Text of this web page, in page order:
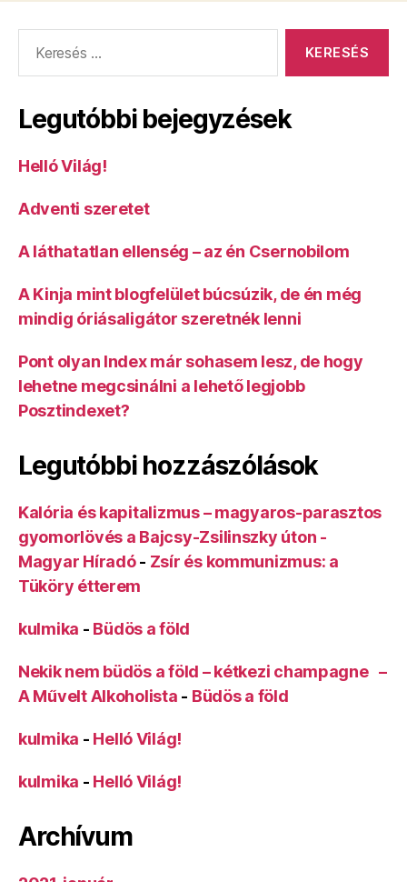
Legutóbbi bejegyzések
Helló Világ!
Adventi szeretet
A láthatatlan ellenség – az én Csernobilom
A Kinja mint blogfelület búcsúzik, de én még
mindig óriásaligátor szeretnék lenni
Pont olyan Index már sohasem lesz, de hogy
lehetne megcsinálni a lehető legjobb
Posztindexet?
Legutóbbi hozzászólások
Kalória és kapitalizmus – magyaros-parasztos
gyomorlövés a Bajcsy-Zsilinszky úton -
Magyar Híradó- Zsír és kommunizmus: a
Tüköry étterem
kulmika - Büdös a föld
Nekik nem büdös a föld – kétkezi champagne –
A Művelt Alkoholista - Büdös a föld
kulmika - Helló Világ!
kulmika - Helló Világ!
Archívum